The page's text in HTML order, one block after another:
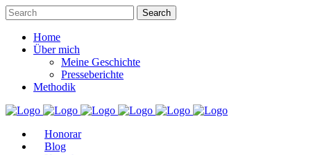
Home
Über mich
Meine Geschichte
Presseberichte
Methodik
Honorar
Blog